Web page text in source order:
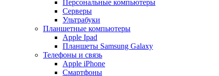
Персональные компьютеры
Серверы
Ультрабуки
Планшетные компьютеры
Apple Ipad
Планшеты Samsung Galaxy
Телефоны и связь
Apple iPhone
Смартфоны